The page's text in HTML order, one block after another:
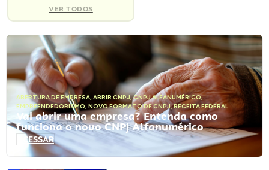
VER TODOS
ABERTURA DE EMPRESA, ABRIR CNPJ,CNPJ ALFANUMÉRICO,
EMPREENDEDORISMO, NOVO FORMATO DE CNPJ,RECEITA FEDERAL
Vai abrir uma empresa? Entenda como
funciona o novo CNPJ Alfanumérico
ACESSAR